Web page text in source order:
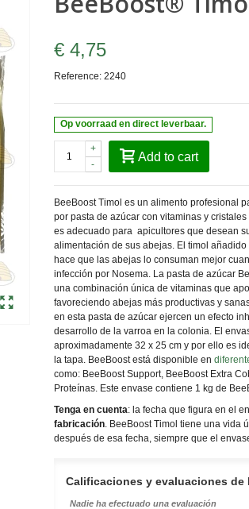
€ 4,75
Reference: 2240
Op voorraad en direct leverbaar.
-
+
Add to cart
BeeBoost Timol es un alimento profesional
por pasta de azúcar con vitaminas y
es adecuado para apicultores que desean
alimentación de sus abejas. El timol
hace que las abejas lo consuman mejor
infección por Nosema. La pasta de azúcar
una combinación única de vitaminas que
favoreciendo abejas más productivas y
en esta pasta de azúcar ejercen un efecto
desarrollo de la varroa en la colonia. El
aproximadamente 32 x 25 cm y por ello es
la tapa. BeeBoost está disponible en
como: BeeBoost Support, BeeBoost Extra
Proteínas. Este envase contiene 1 kg de
Tenga en cuenta: la fecha que figura en el
fabricación. BeeBoost Timol tiene una vida
después de esa fecha, siempre que el
Calificaciones y evaluaciones de
Nadie ha efectuado una evaluación